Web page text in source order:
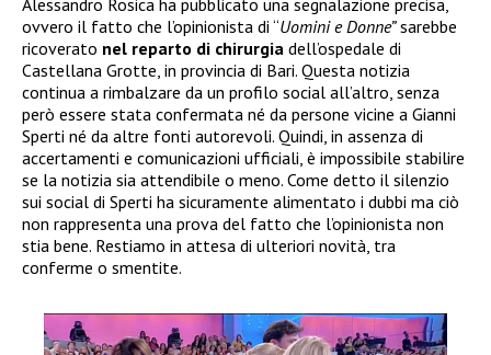
Alessandro Rosica ha pubblicato una segnalazione precisa,
ovvero il fatto che l’opinionista di “Uomini e Donne”sarebbe
ricoverato nel reparto di chirurgia dell’ospedale di
Castellana Grotte, in provincia di Bari. Questa notizia
continua a rimbalzare da un profilo social all’altro, senza
però essere stata confermata né da persone vicine a Gianni
Sperti né da altre fonti autorevoli. Quindi, in assenza di
accertamenti e comunicazioni ufficiali, è impossibile stabilire
se la notizia sia attendibile o meno. Come detto il silenzio
sui social di Sperti ha sicuramente alimentato i dubbi ma ciò
non rappresenta una prova del fatto che l’opinionista non
stia bene. Restiamo in attesa di ulteriori novità, tra
conferme o smentite.